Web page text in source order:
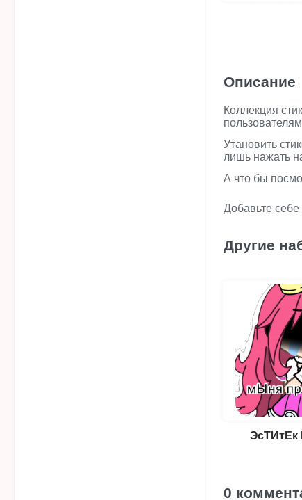
Описание
Коллекция
Утановить
лишь нажать
А что бы
Добавьте себе
Другие
0